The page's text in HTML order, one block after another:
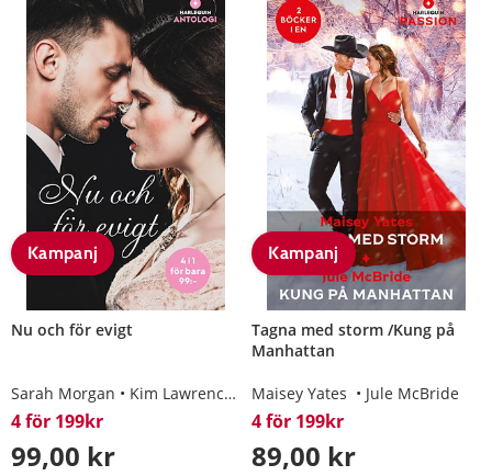
Kampanj
Nu och för evigt
Sarah Morgan Kim Lawrence Maisey Yates Trish Morey
4 för 199kr
99,00 kr
Kampanj
Tagna med storm /Kung på
Manhattan
Maisey Yates Jule McBride
4 för 199kr
89,00 kr